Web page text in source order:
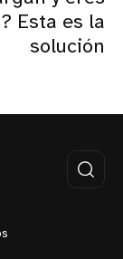
Esta es la
solución